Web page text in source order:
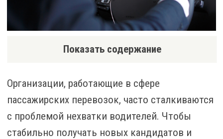
Показать содержание
Организации, работающие в сфере
пассажирских перевозок, часто сталкиваются
с проблемой нехватки водителей. Чтобы
стабильно получать новых кандидатов и